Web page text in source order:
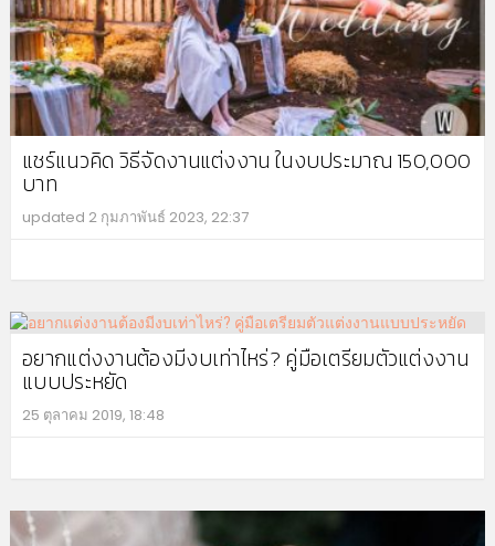
แชร์แนวคิด วิธีจัดงานแต่งงาน ในงบประมาณ 150,000
บาท
updated 2 กุมภาพันธ์ 2023, 22:37
อยากแต่งงานต้องมีงบเท่าไหร่? คู่มือเตรียมตัวแต่งงาน
แบบประหยัด
25 ตุลาคม 2019, 18:48